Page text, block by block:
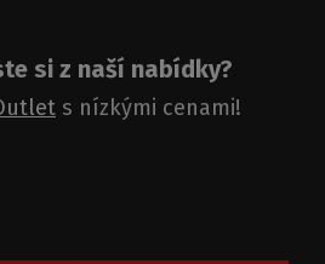
si z naší nabídky?
s nízkými cenami!